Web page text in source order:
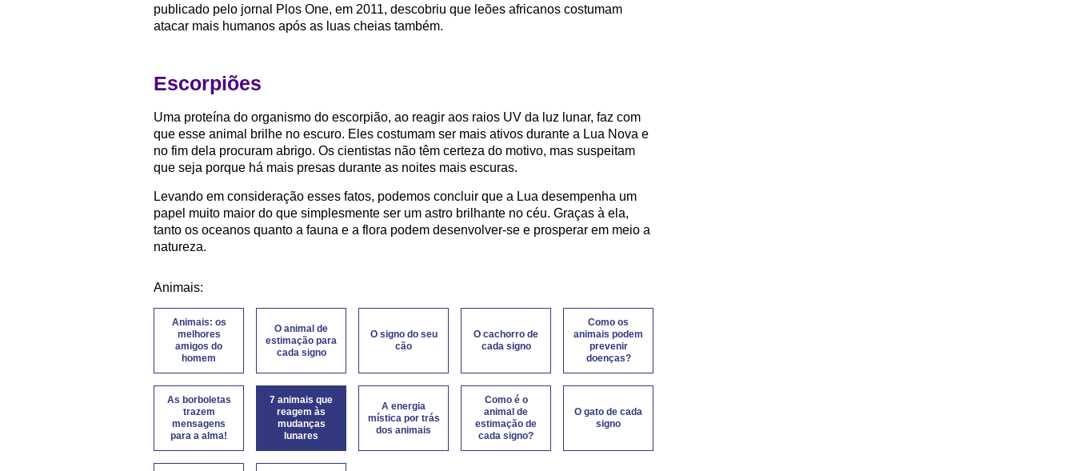
publicado pelo jornal Plos One, em 2011, descobriu que leões africanos costumam
atacar mais humanos após as luas cheias também.
Escorpiões
Uma proteína do organismo do escorpião, ao reagir aos raios UV da luz lunar, faz com
que esse animal brilhe no escuro. Eles costumam ser mais ativos durante a Lua Nova e
no fim dela procuram abrigo. Os cientistas não têm certeza do motivo, mas suspeitam
que seja porque há mais presas durante as noites mais escuras.
Levando em consideração esses fatos, podemos concluir que a Lua desempenha um
papel muito maior do que simplesmente ser um astro brilhante no céu. Graças à ela,
tanto os oceanos quanto a fauna e a flora podem desenvolver-se e prosperar em meio a
natureza.
Animais:
Animais: os
melhores
amigos do
homem
O animal de
estimação para
cada signo
O signo do seu
cão
O cachorro de
cada signo
Como os
animais podem
prevenir
doenças?
As borboletas
trazem
mensagens
para a alma!
7 animais que
reagem às
mudanças
lunares
A energia
mística por trás
dos animais
Como é o
animal de
estimação de
cada signo?
O gato de cada
signo